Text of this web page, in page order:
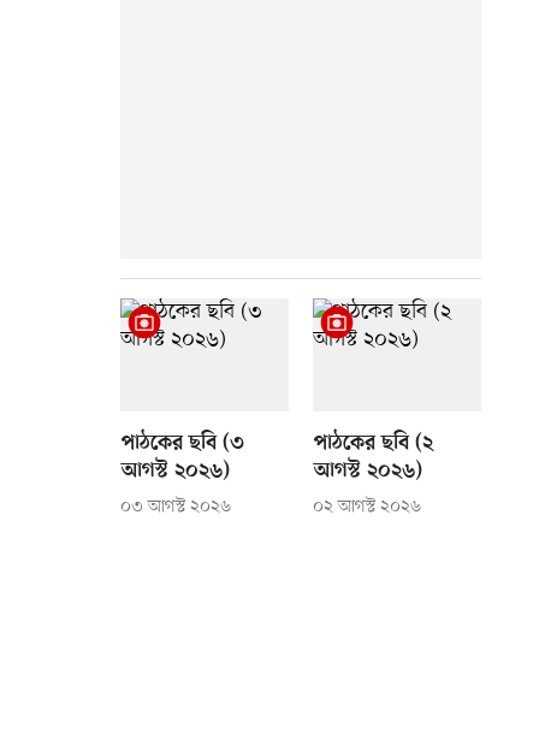
পাঠকের ছবি (৩
আগস্ট ২০২৬)
০৩ আগস্ট ২০২৬
পাঠকের ছবি (২
আগস্ট ২০২৬)
০২ আগস্ট ২০২৬